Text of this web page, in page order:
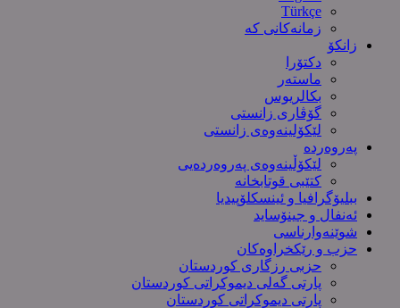
Türkçe
زمانەکانی کە
زانکۆ
دکتۆرا
ماستەر
بکالریوس
گۆڤاری زانستی
لێکۆلینەوەی زانستی
پەروەردە
لێکۆڵینەوەی پەروەردەیی
کتێبی قوتابخانە
ببلیۆگرافیا و ئینسکلۆپیدیا
ئەنفال و جینۆساید
شوێنەوارناسی
حزب و رێکخراوەکان
حزبی رزگاری کوردستان
پارتی گەلی دیموکراتی کوردستان
پارتی دیموکراتی کوردستان